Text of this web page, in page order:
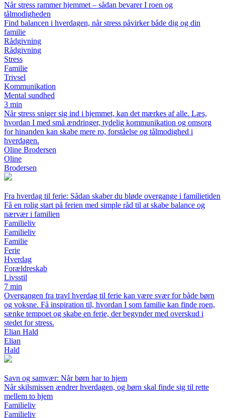
Når stress rammer hjemmet – sådan bevarer I roen og
tålmodigheden
Find balancen i hverdagen, når stress påvirker både dig og din
familie
Rådgivning
Rådgivning
Stress
Familie
Trivsel
Kommunikation
Mental sundhed
3 min
Når stress sniger sig ind i hjemmet, kan det mærkes af alle. Læs,
hvordan I med små ændringer, tydelig kommunikation og omsorg
for hinanden kan skabe mere ro, forståelse og tålmodighed i
hverdagen.
Oline Brodersen
Oline
Brodersen
Fra hverdag til ferie: Sådan skaber du bløde overgange i familietiden
Få en rolig start på ferien med simple råd til at skabe balance og
nærvær i familien
Familieliv
Familieliv
Familie
Ferie
Hverdag
Forældreskab
Livsstil
7 min
Overgangen fra travl hverdag til ferie kan være svær for både børn
og voksne. Få inspiration til, hvordan I som familie kan finde roen,
sænke tempoet og skabe en ferie, der begynder med overskud i
stedet for stress.
Elian Hald
Elian
Hald
Savn og samvær: Når børn har to hjem
Når skilsmissen ændrer hverdagen, og børn skal finde sig til rette
mellem to hjem
Familieliv
Familieliv